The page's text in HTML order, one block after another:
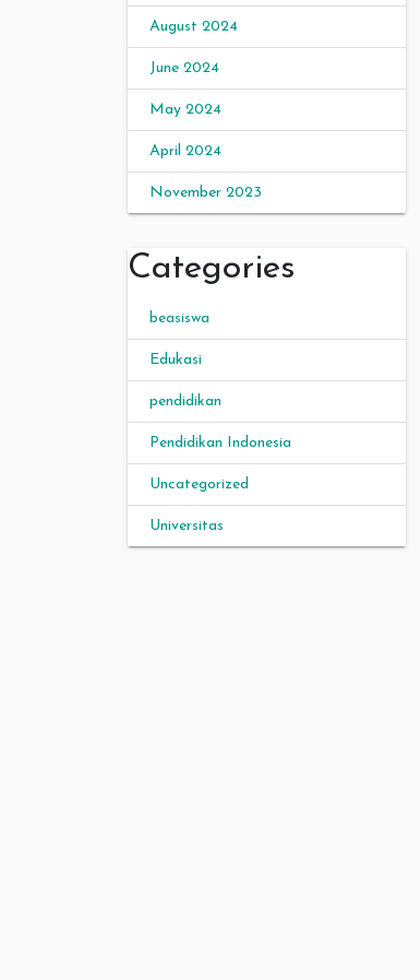
August 2024
June 2024
May 2024
April 2024
November 2023
Categories
beasiswa
Edukasi
pendidikan
Pendidikan Indonesia
Uncategorized
Universitas